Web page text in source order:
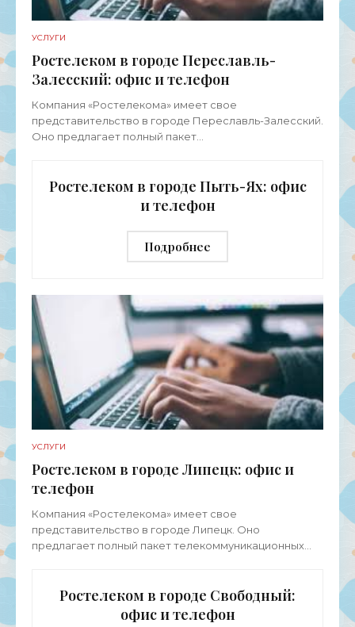
УСЛУГИ
Ростелеком в городе Переславль-
Залесский: офис и телефон
Компания «Ростелекома» имеет свое
представительство в городе Переславль-Залесский.
Оно предлагает полный пакет
Ростелеком в городе Пыть-Ях: офис
и телефон
Подробнее
УСЛУГИ
Ростелеком в городе Липецк: офис и
телефон
Компания «Ростелекома» имеет свое
представительство в городе Липецк. Оно
предлагает полный пакет телекоммуникационных
Ростелеком в городе Свободный:
офис и телефон